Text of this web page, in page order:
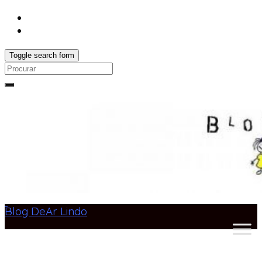
Toggle search form
Search
Blog DeAr Lindo